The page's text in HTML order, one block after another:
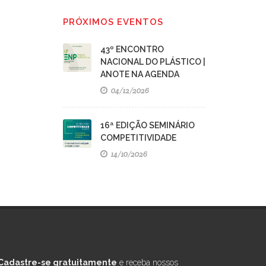
PRÓXIMOS EVENTOS
43º ENCONTRO
NACIONAL DO PLÁSTICO |
ANOTE NA AGENDA
04/12/2026
16ª EDIÇÃO SEMINÁRIO
COMPETITIVIDADE
14/10/2026
se gratuitamente e receba nossos